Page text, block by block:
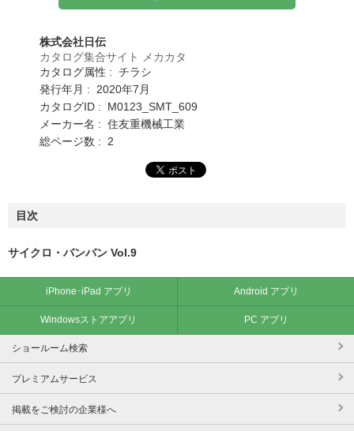
株式会社日伝
カタログ集合サイト メカカタ
カタログ属性 : チラシ
発行年月 : 2020年7月
カタログID : M0123_SMT_609
メーカー名 : 住友重機械工業
総ページ数 : 2
目次
サイクロ・バンバン Vol.9
iPhone･iPad アプリ Android アプリ
Windowsストアアプリ PC アプリ
ショールーム検索
プレミアムサービス
掲載をご検討の企業様へ